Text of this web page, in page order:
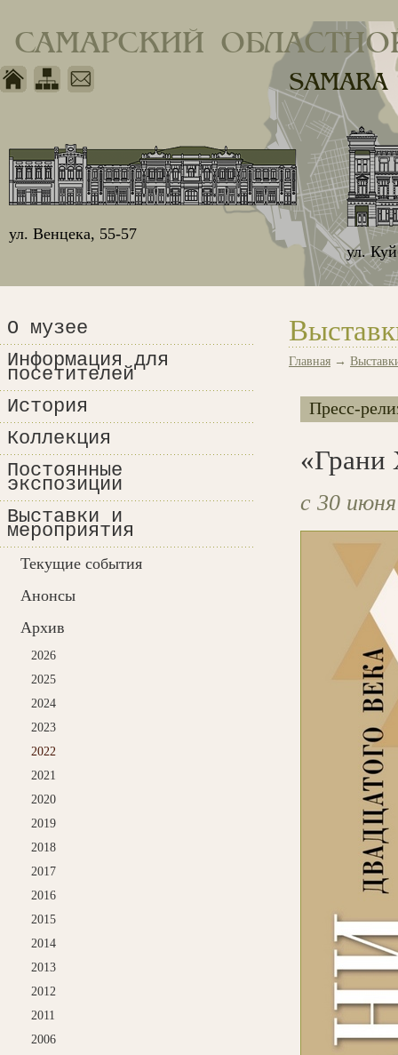
САМАРСКИЙ
ул.
ул. Венцека, 55-57
О музее
Информация для
посетителей
История
Коллекция
Постоянные
экспозиции
Выставки и
мероприятия
Текущие события
Анонсы
Архив
2026
2025
2024
2023
2022
2021
2020
2019
2018
2017
2016
2015
2014
2013
2012
2011
2006
Главная →
Пресс-
«Грани
с 30